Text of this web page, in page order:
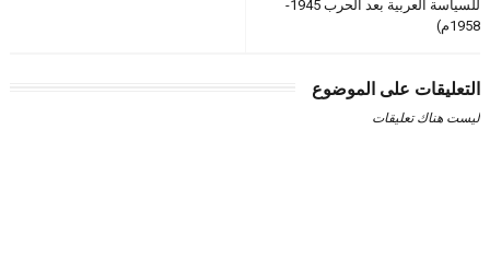
للسياسة العربية بعد الحرب 1945-
1958م)
التعليقات على الموضوع
ليست هناك تعليقات